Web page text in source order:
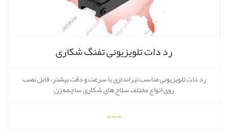
رد دات تلویزیونی تفنگ شکاری
رد دات تلویزیونی مناسب تیراندازی با سرعت و دقت بیشتر، قابل نصب
روی انواع مختلف سلاح های شکاری ساچمه زن
---